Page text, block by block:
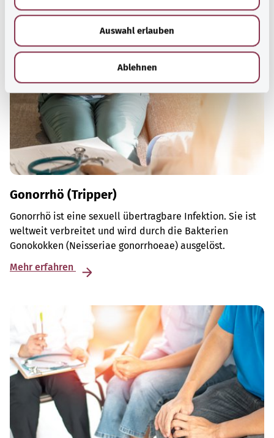
Auswahl erlauben
Ablehnen
Empfohlene Artikel
Gonorrhö (Tripper)
Gonorrhö ist eine sexuell übertragbare Infektion. Sie ist
weltweit verbreitet und wird durch die Bakterien
Gonokokken (Neisseriae gonorrhoeae) ausgelöst.
Mehr erfahren